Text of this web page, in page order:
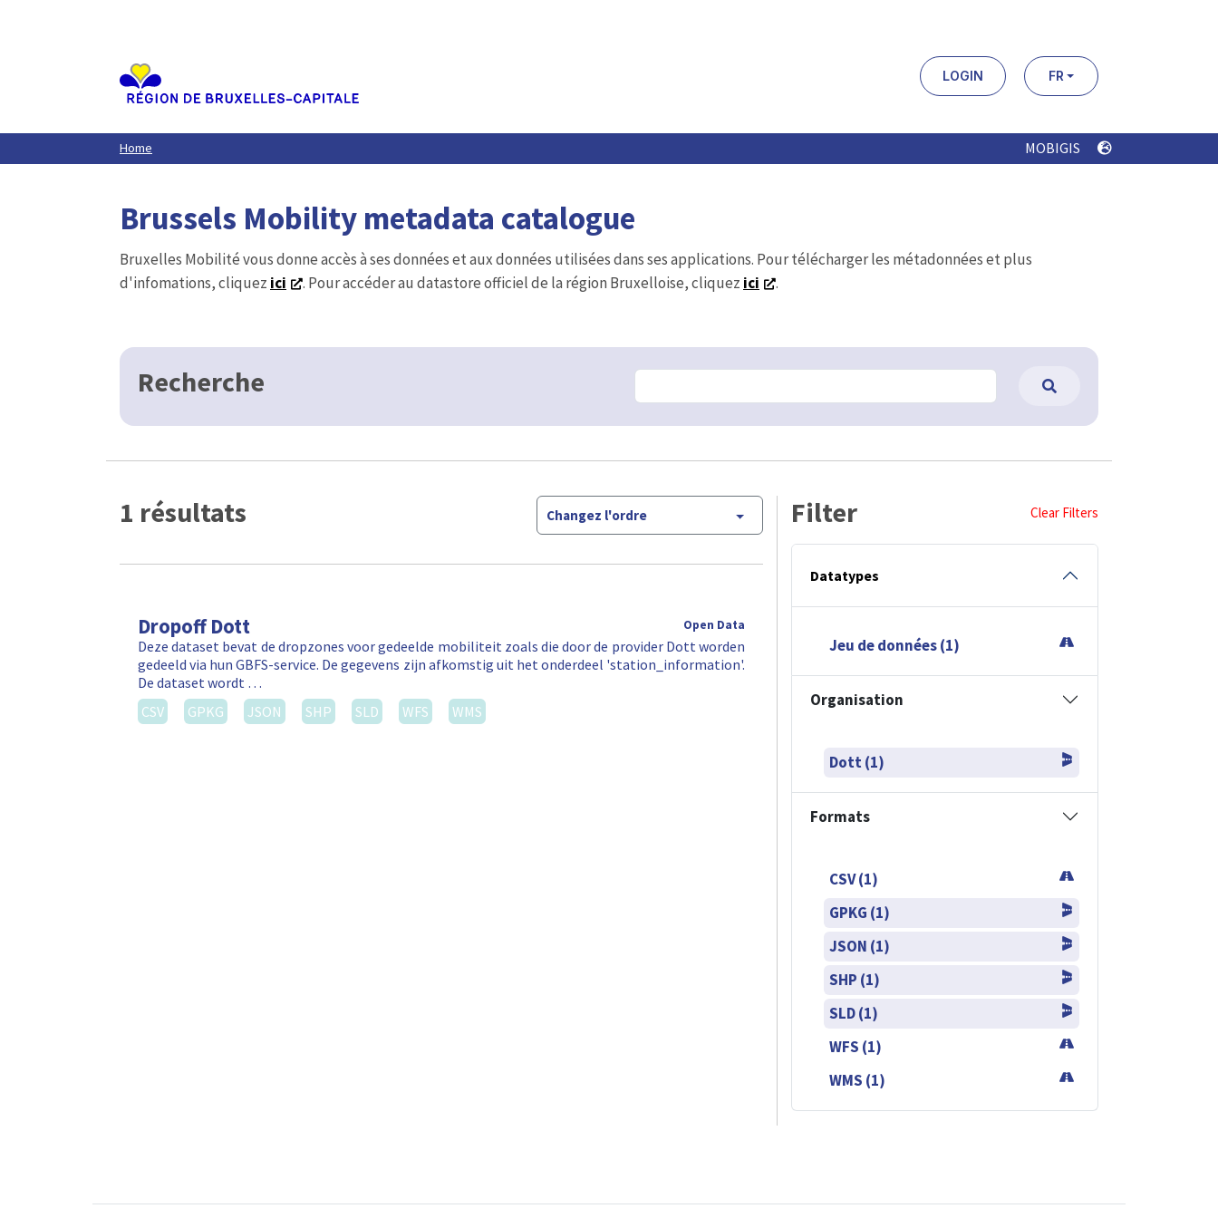
LOGIN FR
Home MOBIGIS
Brussels Mobility metadata catalogue
Bruxelles Mobilité vous donne accès à ses données et aux données utilisées dans ses applications. Pour télécharger les métadonnées et plus
d'infomations, cliquez ici . Pour accéder au datastore officiel de la région Bruxelloise, cliquez ici .
Recherche
1 résultats Changez l'ordre
Dropoff Dott Open Data
Deze dataset bevat de dropzones voor gedeelde mobiliteit zoals die door de provider Dott worden
gedeeld via hun GBFS-service. De gegevens zijn afkomstig uit het onderdeel 'station_information'.
De dataset wordt …
CSV
GPKG JSON SHP SLD WFS WMS
Filter Clear Filters
Datatypes
Jeu de données (1)
Organisation
Dott (1)
Formats
CSV (1)
GPKG (1)
JSON (1)
SHP (1)
SLD (1)
WFS (1)
WMS (1)